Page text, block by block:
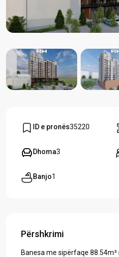
ID e pronës35220
Dhoma3
Banjo1
Përshkrimi
Banesa me sipërfaqe